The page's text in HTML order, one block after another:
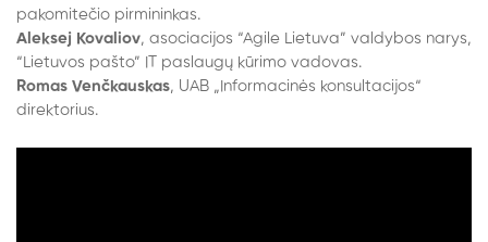
pakomitečio pirmininkas.
Aleksej Kovaliov, asociacijos “Agile Lietuva” valdybos narys,
“Lietuvos pašto” IT paslaugų kūrimo vadovas.
Romas Venčkauskas, UAB „Informacinės konsultacijos“
direktorius.